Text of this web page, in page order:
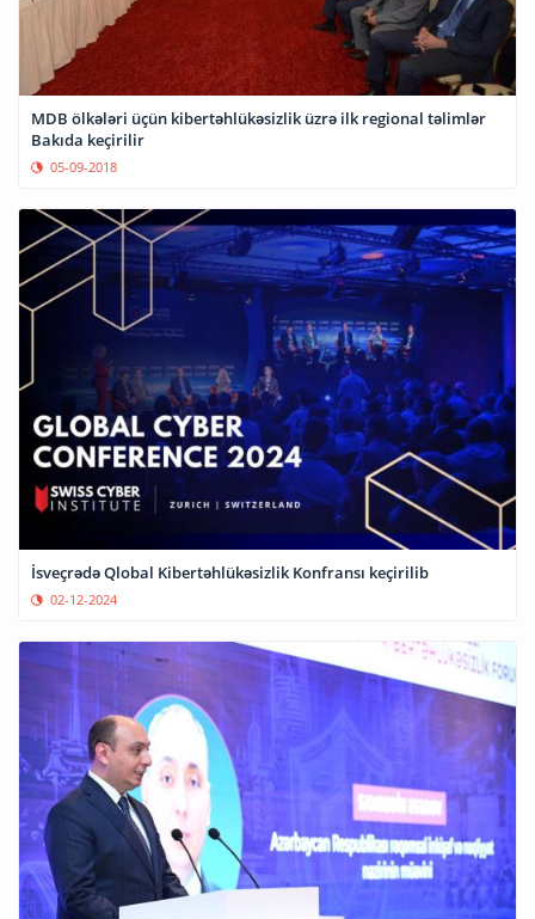
MDB ölkələri üçün kibertəhlükəsizlik üzrə ilk regional təlimlər
Bakıda keçirilir
05-09-2018
İsveçrədə Qlobal Kibertəhlükəsizlik Konfransı keçirilib
02-12-2024